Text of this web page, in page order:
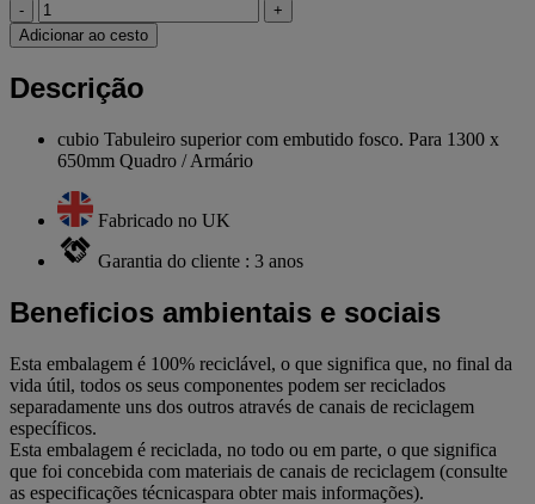
-
+
Adicionar ao cesto
Descrição
cubio Tabuleiro superior com embutido fosco. Para 1300 x
650mm Quadro / Armário
Fabricado no UK
Garantia do cliente : 3 anos
Beneficios ambientais e sociais
Esta embalagem é 100% reciclável, o que significa que, no final da
vida útil, todos os seus componentes podem ser reciclados
separadamente uns dos outros através de canais de reciclagem
específicos.
Esta embalagem é reciclada, no todo ou em parte, o que significa
que foi concebida com materiais de canais de reciclagem (consulte
as especificações técnicaspara obter mais informações).